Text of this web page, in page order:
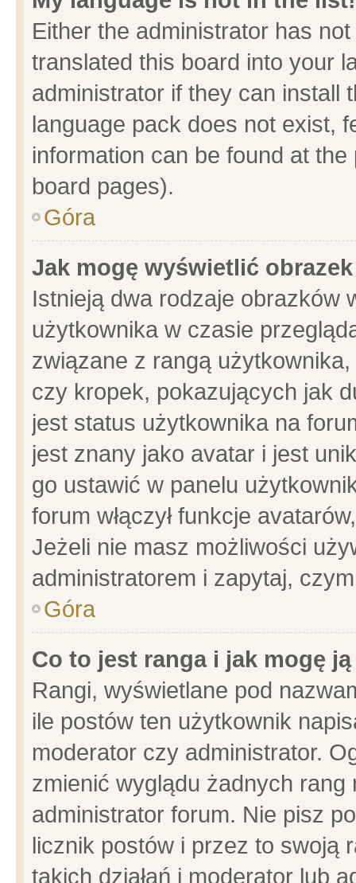
Either the administrator has
translated this board into your
administrator if they can install
language pack does not exist,
information can be found at
board pages).
Góra
Jak mogę wyświetlić
Istnieją dwa rodzaje obrazków
użytkownika w czasie
związane z rangą
czy kropek, pokazujących jak
jest status użytkownika na
jest znany jako avatar i jest
go ustawić w panelu
forum włączył funkcje
Jeżeli nie masz możliwości
administratorem i zapytaj,
Góra
Co to jest ranga i jak mogę
Rangi, wyświetlane pod
ile postów ten użytkownik
moderator czy administrator.
zmienić wyglądu żadnych
administrator forum. Nie pisz
licznik postów i przez to swoją
takich działań i moderator lub